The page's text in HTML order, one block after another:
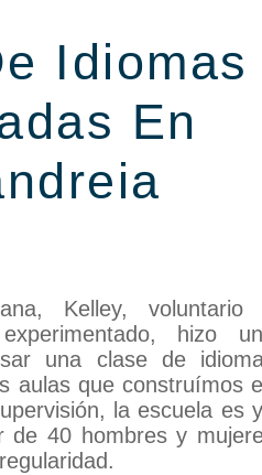
Idiomas
En
Kelley, voluntario
hizo
una clase de
aulas que construímos
la escuela es
de 40 hombres y